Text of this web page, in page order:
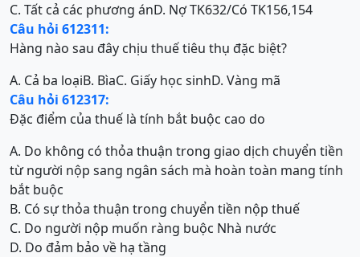
C. Tất cả các phương ánD. Nợ TK632/Có TK156,154
Câu hỏi 612311:
Hàng nào sau đây chịu thuế tiêu thụ đặc biệt?
A. Cả ba loạiB. BìaC. Giấy học sinhD. Vàng mã
Câu hỏi 612317:
Đặc điểm của thuế là tính bắt buộc cao do
A. Do không có thỏa thuận trong giao dịch chuyển tiền
từ người nộp sang ngân sách mà hoàn toàn mang tính
bắt buộc
B. Có sự thỏa thuận trong chuyển tiền nộp thuế
C. Do người nộp muốn ràng buộc Nhà nước
D. Do đảm bảo về hạ tầng